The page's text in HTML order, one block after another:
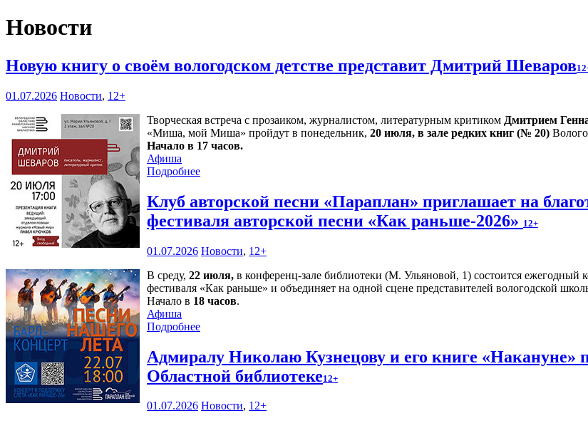
Новости
Новую книгу о своём вологодском детстве представит Дмитрий Шеваров
01.07.2026 Новости, 12+
Творческая встреча с прозаиком, журналистом, литературным критиком Дмитрием
«Миша, мой Миша» пройдут в понедельник, 20 июля, в зале редких книг (№ 20)
Начало в 17 часов.
Афиша
Подробнее
Клуб авторской песни «Параплан» приглашает на
фестиваля авторской песни «Как раньше-2026» 12+
01.07.2026 Новости, 12+
В среду, 22 июля, в конференц-зале библиотеки (М. Ульяновой, 1) состоится ежегодный
фестиваля «Как раньше» и объединяет на одной сцене представителей вологодской
Начало в 18 часов.
Афиша
Подробнее
Адмиралу Николаю Кузнецову и его книге «Накануне»
Областной библиотеке12+
01.07.2026 Новости, 12+